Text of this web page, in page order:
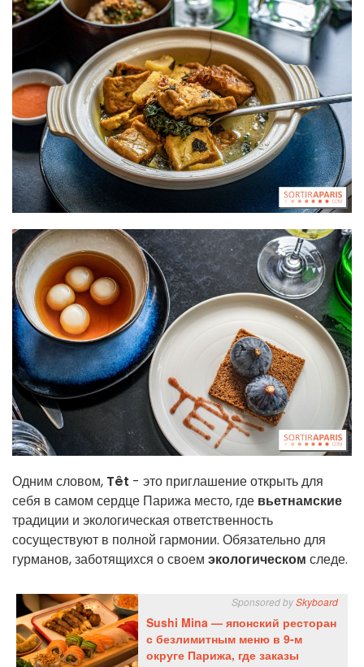
Одним словом, Têt - это приглашение открыть для
себя в самом сердце Парижа место, где вьетнамские
традиции и экологическая ответственность
сосуществуют в полной гармонии. Обязательно для
гурманов, заботящихся о своем экологическом следе.